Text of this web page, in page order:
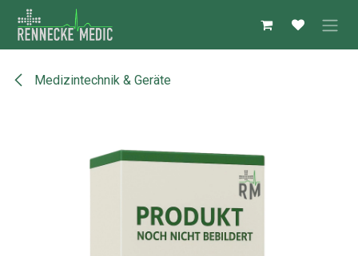
Zum Inhalt springen
Medizintechnik & Geräte